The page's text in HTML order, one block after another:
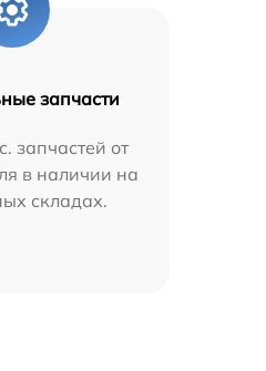
запчасти
запчастей от
в наличии на
складах.